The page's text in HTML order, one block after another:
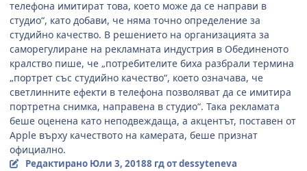
телефона имитират това, което може да се направи в
студио“, като добави, че няма точно определение за
студийно качество. В решението на организацията за
саморегулиране на рекламната индустрия в Обединеното
кралство пише, че „потребителите биха разбрали термина
„портрет със студийно качество“, което означава, че
светлинните ефекти в телефона позволяват да се имитира
портретна снимка, направена в студио“. Така рекламата
беше оценена като неподвеждаща, а акцентът, поставен от
Apple върху качеството на камерата, беше признат
официално.
Редактирано Юли 3, 20188 гдот dessyteneva